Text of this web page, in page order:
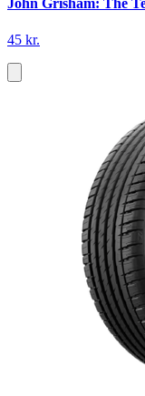
John Grisham: The
45 kr.